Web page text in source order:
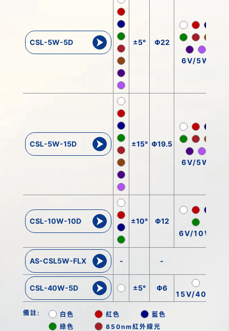
CSL-5W-5D ±5° Φ22
6V/5W
CSL-5W-15D ±15° Φ19.5
6V/5W
CSL-10W-10D ±10°
Φ12
6V/10W
AS-CSL5W-FLX - -
CSL-40W-5D ±5° Φ6
15V/40W
備註: 白色 紅色
藍色
綠色
850nm紅外線光